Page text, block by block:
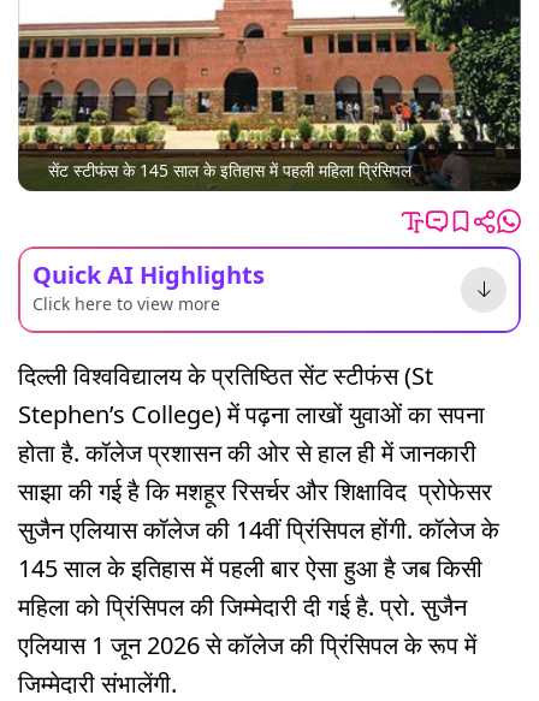
सेंट स्टीफंस के 145 साल के इतिहास में पहली महिला प्रिंसिपल
Quick AI Highlights
Click here to view more
दिल्ली विश्वविद्यालय के प्रतिष्ठित सेंट स्टीफंस (St
Stephen’s College) में पढ़ना लाखों युवाओं का सपना
होता है. कॉलेज प्रशासन की ओर से हाल ही में जानकारी
साझा की गई है कि मशहूर रिसर्चर और शिक्षाविद प्रोफेसर
सुजैन एलियास कॉलेज की 14वीं प्रिंसिपल होंगी. कॉलेज के
145 साल के इतिहास में पहली बार ऐसा हुआ है जब किसी
महिला को प्रिंसिपल की जिम्मेदारी दी गई है. प्रो. सुजैन
एलियास 1 जून 2026 से कॉलेज की प्रिंसिपल के रूप में
जिम्मेदारी संभालेंगी.